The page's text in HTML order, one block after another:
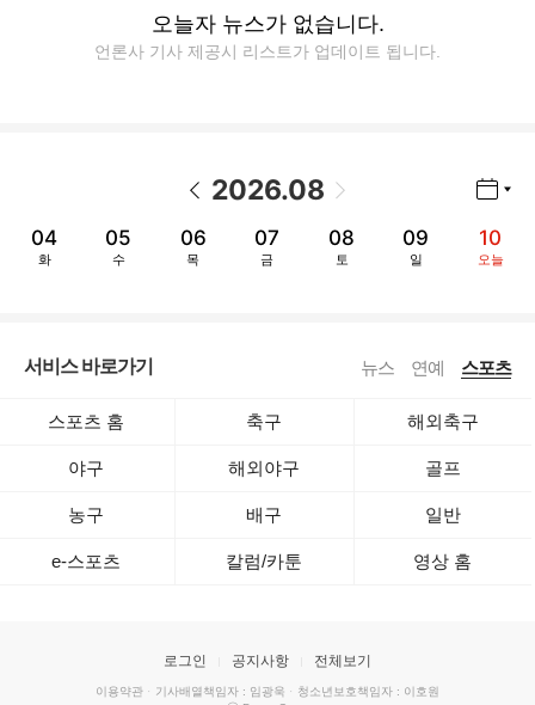
오늘자 뉴스가 없습니다.
언론사 기사 제공시 리스트가 업데이트 됩니다.
2026.08
04
화
05
수
06
목
07
금
08
토
09
일
10
오늘
서비스 바로가기 뉴스 연예 스포츠
스포츠 홈 축구 해외축구
야구 해외야구 골프
농구 배구 일반
e-스포츠 칼럼/카툰 영상 홈
로그인 공지사항 전체보기
이용약관 · 기사배열책임자 : 임광욱 · 청소년보호책임자 : 이호원